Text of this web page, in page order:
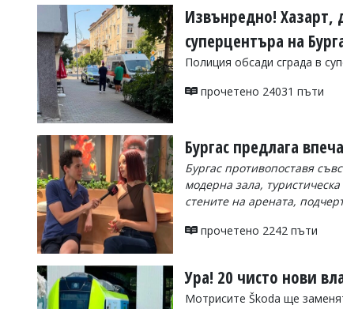
v.vasilev@flagman.bg
Касабова,
k.kassabova@flagman.bg
Главен
редактор:
Колев,
office@flagman.bg
Коментарите
статиите
въвеждат
читателите
редакцията
Извънредно! Хазарт,
суперцентъра на
Полиция обсади сграда в
прочетено 24031 пъти
Бургас предлага
Бургас противопоставя
модерна зала,
стените на арената,
прочетено 2242 пъти
Ура! 20 чисто нови
Мотрисите Škoda ще